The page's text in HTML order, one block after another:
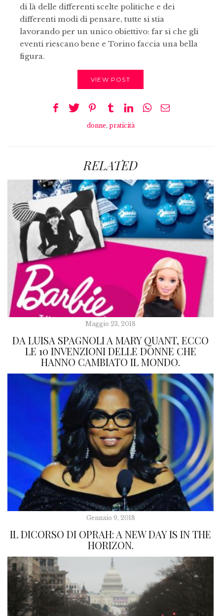
di là delle differenti scelte politiche e dei
differenti modi di pensare, tutte si stia
lavorando per un unico obiettivo: far si che gli
eventi riescano bene e Torino faccia una bella
figura.
VIEW POST
donne, praticità
RELATED
Maggio 23, 2018
DA LUISA SPAGNOLI A MARY QUANT, ECCO
LE 10 INVENZIONI DELLE DONNE CHE
HANNO CAMBIATO IL MONDO.
Gennaio 9, 2018
IL DICORSO DI OPRAH: A NEW DAY IS IN THE
HORIZON.